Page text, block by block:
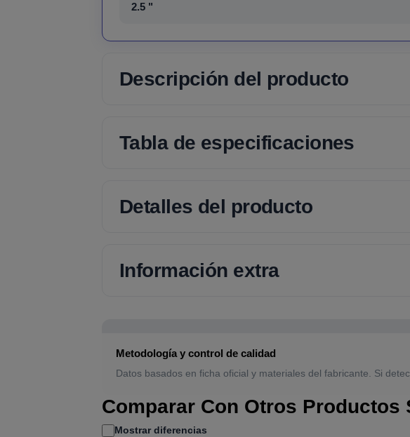
2.5 "
Descripción del producto
Tabla de especificaciones
Detalles del producto
Información extra
Metodología y control de calidad
Datos basados en ficha oficial y materiales del fabricante. Si
Comparar Con Otros Productos
Mostrar diferencias